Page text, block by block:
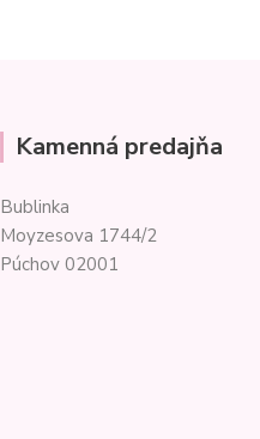
Kamenná predajňa
Bublinka
Moyzesova 1744/2
Púchov 02001